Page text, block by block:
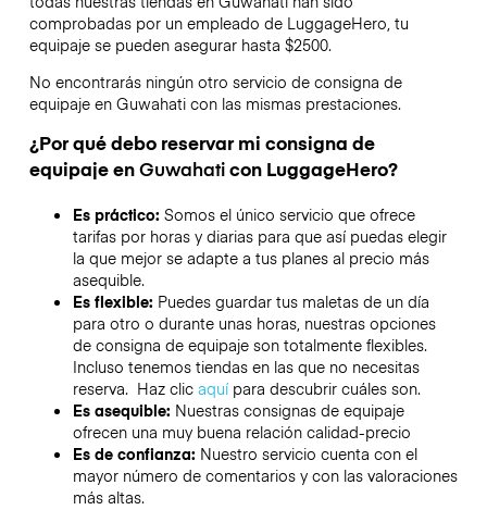
comprobadas por un empleado de LuggageHero, tu
equipaje se pueden asegurar hasta $2500.
No encontrarás ningún otro servicio de consigna de
equipaje en Guwahaticon las mismas prestaciones.
¿Por qué debo reservar mi consigna de
equipaje enGuwahaticon LuggageHero?
Es práctico: Somos el único servicio que ofrece
tarifas por horas y diarias para que así puedas elegir
la que mejor se adapte a tus planes al precio más
asequible.
Es flexible: Puedes guardar tus maletas de un día
para otro o durante unas horas, nuestras opciones
de consigna de equipaje son totalmente flexibles.
Incluso tenemos tiendas en las que no necesitas
reserva. Haz clic aquípara descubrir cuáles son.
Es asequible: Nuestras consignas de equipaje
ofrecen una muy buena relación calidad-precio
Es de confianza: Nuestro servicio cuenta con el
mayor número de comentarios y con las valoraciones
más altas.